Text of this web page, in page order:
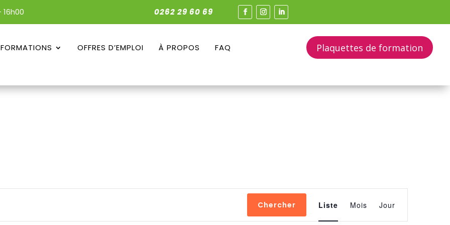
0262 29 60 69
OFFRES D’EMPLOI À PROPOS
FAQ
Plaquettes de formation
Chercher
Navigation
de
Liste Mois Jour